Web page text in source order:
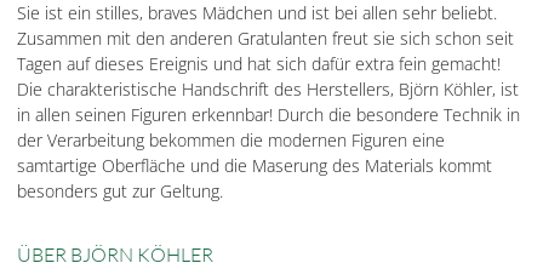
Sie ist ein stilles, braves Mädchen und ist bei allen sehr beliebt.
Zusammen mit den anderen Gratulanten freut sie sich schon seit
Tagen auf dieses Ereignis und hat sich dafür extra fein gemacht!
Die charakteristische Handschrift des Herstellers, Björn Köhler, ist
in allen seinen Figuren erkennbar! Durch die besondere Technik in
der Verarbeitung bekommen die modernen Figuren eine
samtartige Oberfläche und die Maserung des Materials kommt
besonders gut zur Geltung.
ÜBER BJÖRN KÖHLER